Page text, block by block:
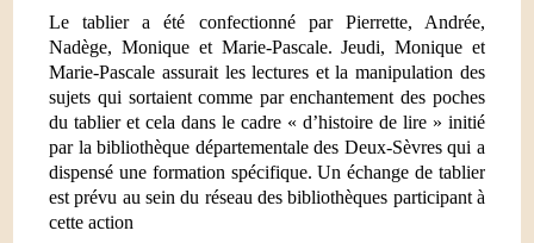
Le tablier a été confectionné par Pierrette, Andrée,
Nadège, Monique et Marie-Pascale. Jeudi, Monique et
Marie-Pascale assurait les lectures et la manipulation des
sujets qui sortaient comme par enchantement des poches
du tablier et cela dans le cadre « d’histoire de lire » initié
par la bibliothèque départementale des Deux-Sèvres qui a
dispensé une formation spécifique. Un échange de tablier
est prévu au sein du réseau des bibliothèques participant à
cette action